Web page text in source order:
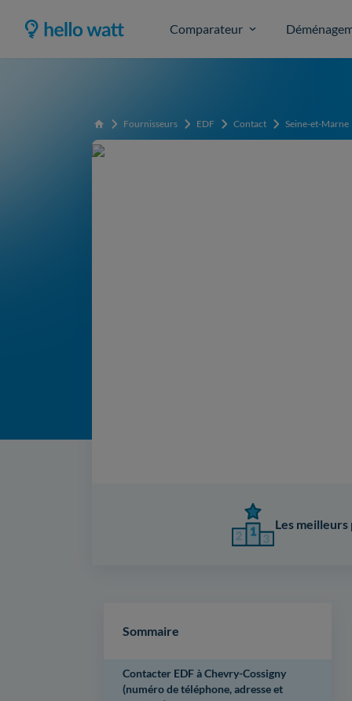
Comparateur
Accueil Fournisseurs EDF Contact Seine-et-Marne
Les meilleurs
Sommaire
Contacter EDF à Chevry-Cossigny
(numéro de téléphone, adresse et